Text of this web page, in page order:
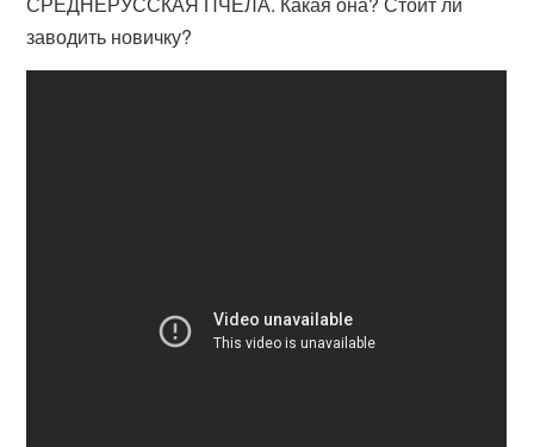
заводить новичку?